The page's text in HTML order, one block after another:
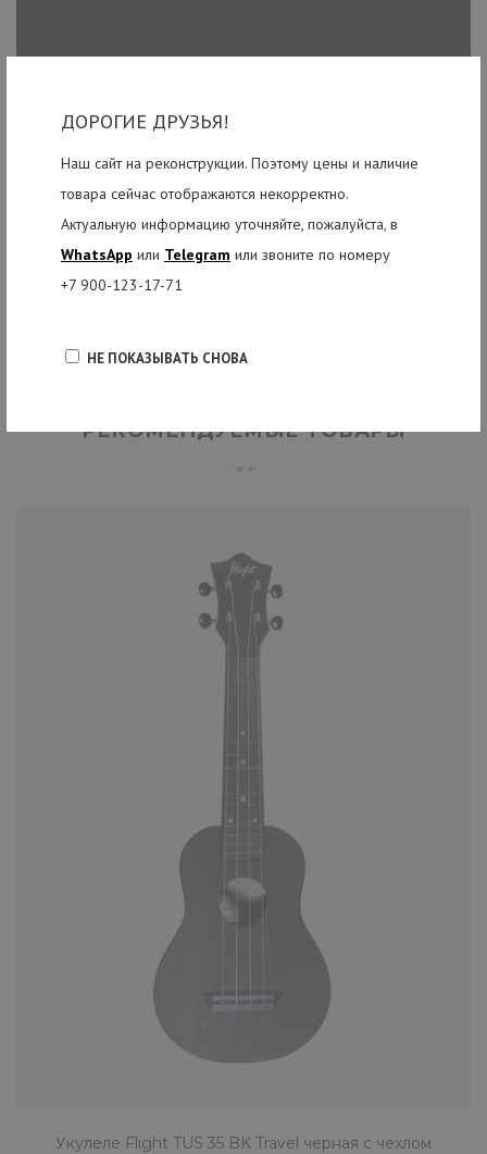
ДОРОГИЕ ДРУЗЬЯ!
Наш сайт на реконструкции. Поэтому цены и наличие
товара сейчас отображаются некорректно.
Актуальную информацию уточняйте, пожалуйста, в
WhatsApp или Telegram или звоните по номеру
+7 900-123-17-71
НЕ ПОКАЗЫВАТЬ СНОВА
РЕКОМЕНДУЕМЫЕ ТОВАРЫ
Укулеле Flight TUS 35 BK Travel черная с чехлом